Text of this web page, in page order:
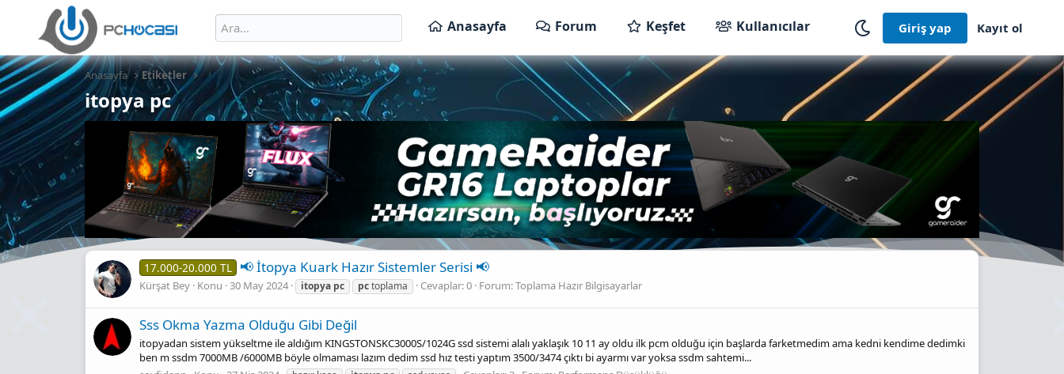
Anasayfa Forum Keşfet Kullanıcılar Giriş yap Kayıt ol
Anasayfa Etiketler
itopya pc
17.000-20.000 TL 📢 İtopya Kuark Hazır Sistemler Serisi 📢
Kürşat Bey Konu 30 May 2024 itopya pc pctoplama Cevaplar: 0 Forum:Toplama Hazır Bilgisayarlar
Sss Okma Yazma Olduğu Gibi Değil
itopyadan sistem yükseltme ile aldığım KINGSTONSKC3000S/1024G ssd sistemi alalı yaklaşık 10 11 ay oldu ilk pcm olduğu için başlarda farketmedim ama kedni kendime dedimki
ben m ssdm 7000MB /6000MB böyle olmaması lazım dedim ssd hız testi yaptım 3500/3474 çıktı bi ayarmı var yoksa ssdm sahtemi...